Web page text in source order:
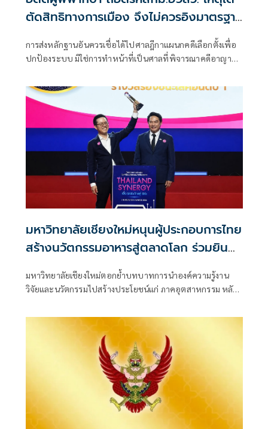
ตัดสิทธิทางการเมือง จึงไม่ควรอิงมาตรฐาน
เดียวกับคดีอาญา
การส่งหลักฐานอันควรเชื่อได้ไปศาลฎีกาแผนกคดีเลือกตั้งเพื่อ
ปกป้องระบบ มิใช่การทำหน้าที่เป็นศาลที่พิจารณาคดีอาญา
มหาวิทยาลัยเชียงใหม่หนุนผู้ประกอบการไทย
สร้างนวัตกรรมอาหารสู่ตลาดโลก ร่วมยินดี
ผลงานบริษัทไทยนิจิคว้ารางวัล
7Innovation Awards 2026
มหาวิทยาลัยเชียงใหม่ตอกย้ำบทบาทการนำองค์ความรู้งาน
วิจัยและนวัตกรรมไปสร้างประโยชน์แก่ ภาคอุตสาหกรรม หลัง